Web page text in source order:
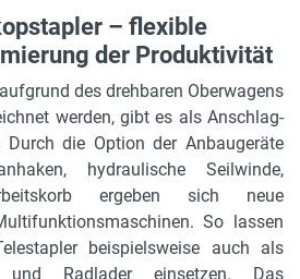
– flexible
der Produktivität
des drehbaren Oberwagens
werden, gibt es als Anschlag-
Durch die Option der Anbaugeräte
hydraulische Seilwinde,
ergeben sich neue
So lassen
beispielsweise auch als
und Radlader einsetzen. Das